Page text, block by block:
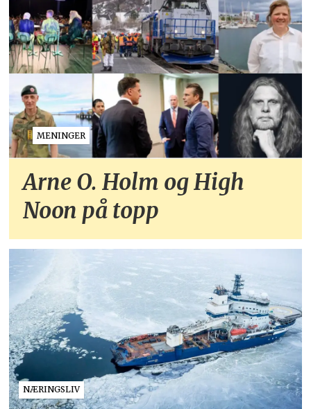
MENINGER
Arne O. Holm og High
Noon på topp
NÆRINGSLIV